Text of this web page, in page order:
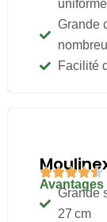
uniforme
Grande
Facilité
Avantages
Grande
27 cm